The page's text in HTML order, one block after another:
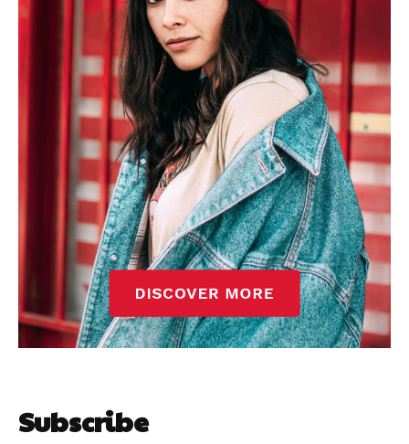
Subscribe